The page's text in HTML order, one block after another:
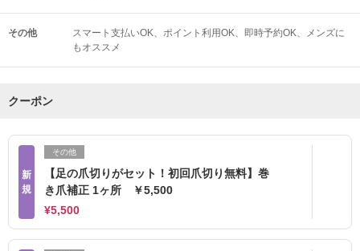
その他 スマート支払いOK ポイント利用OK 即時予約OK
メンズに
もオススメ
クーポン
新
規
その他
【足の爪切りがセット！初回爪切り無料】巻
き爪補正 1ヶ所 ￥5,500
¥5,500